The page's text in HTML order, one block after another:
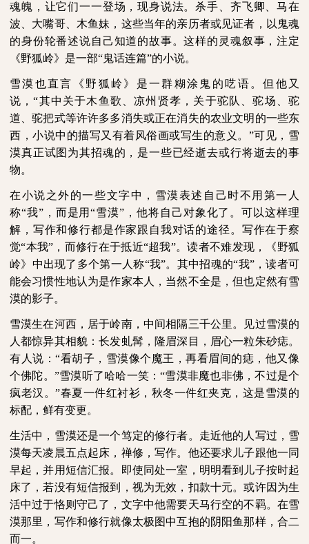
魂魄，让它们一一登场，现身说法。杀手、齐飞卿、马在
波、大嘴哥、木鱼妹，这些当年的亲历者或见证者，以鬼魂
的身份轮番述说自己知道的故事。这样的灵魂叙事，注定
《野狐岭》是一部“鬼话连篇”的小说。
雪漠也直言《野狐岭》是一群糊涂鬼的呓语。但他又
说，“其中关于木鱼歌、凉州贤孝，关于驼队、驼场、驼
道、驼把式等许许多多消失或正在消失的农业文明的一些东
西，小说中的描写又有着风俗画或写生的意义。”可见，雪
漠真正试图为其招魂的，是一些已经逝去或行将逝去的事
物。
在小说之外的一些文字中，雪漠表述自己时不用第一人
称“我”，而是用“雪漠”，他将自己对象化了。可以这样理
解，写作和修行都是作家跟自我对话的途径。写作在于察
觉“本我”，而修行在于抵近“超我”。读者不难发现，《野狐
岭》中出现了多个第一人称“我”。其中招魂的“我”，读者可
能会习惯性地认为是作家本人，当然不全是，但也定然有雪
漠的影子。
雪漠生在河西，居于岭南，中间相隔三千公里。见过雪漠的
人都惊异其相貌：长发虬髯，隆眉深目，眉心一粒朱砂痣。
有人说：“看胡子，雪漠像个魔王，再看眉间的痣，他又像
个佛陀。”雪漠听了哈哈一笑：“雪漠非魔也非佛，不过是个
疯老汉。”春夏一件红衬衫，秋冬一件红夹克，这是雪漠的
标配，鲜有变更。
生活中，雪漠还是一个笃定的修行者。走近他的人写过，雪
漠每天凌晨五点起床，禅修，写作。他还要求儿子跟他一同
早起，并用短信汇报。即使同处一室，明明看到儿子按时起
床了，若没有短信报到，视为无效，扣款十元。或许因为生
活中过于恪则守己了，文字中他需要天马行空的不羁。在雪
漠那里，写作和修行就像太极图中互抱的阴阳鱼那样，合二
而一。